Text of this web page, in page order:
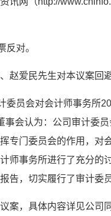
反对。
赵爱民先生对本议案回
委员会对会计师事务所
事会认为：公司审计委
专门委员会的作用，对
师事务所进行了充分的
告，切实履行了审计委
案，具体内容详见公司